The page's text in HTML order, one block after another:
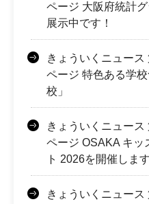
ページ 大阪府統計
展示中です！
きょういくニュー
ページ 特色ある学
校」
きょういくニュー
ページ OSAKA キッ
ト 2026を開催します
きょういくニュー